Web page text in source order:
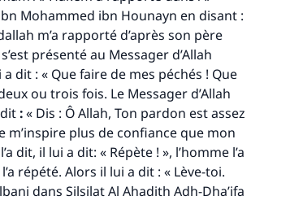
Mohammed ibn Hounayn en disant :
m’a rapporté d’après son père
présenté au Messager d’Allah
dit : « Que faire de mes péchés ! Que
ou trois fois. Le Messager d’Allah
:« Dis : Ô Allah, Ton pardon est assez
plus de confiance que mon
dit, il lui a dit: « Répète ! », l’homme l’a
répété. Alors il lui a dit : « Lève-toi.
dans Silsilat Al Ahadith Adh-Dha’ifa